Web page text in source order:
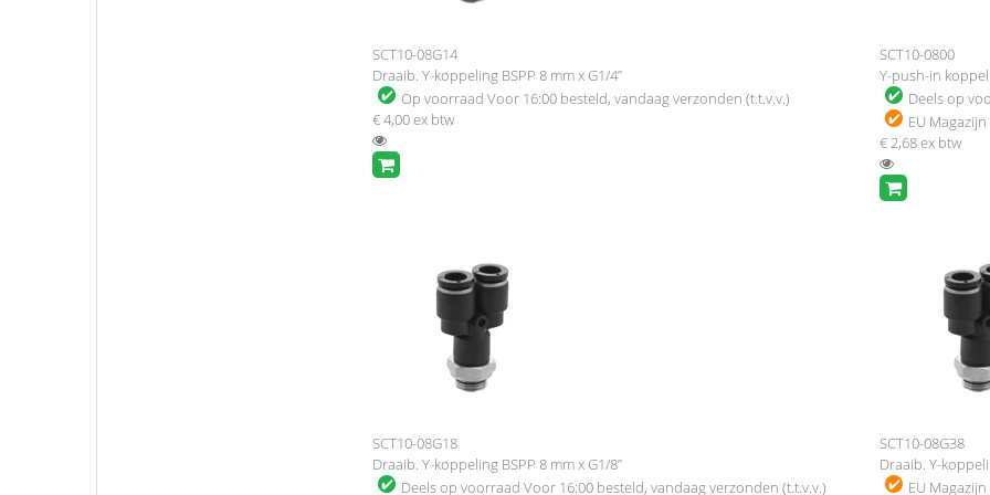
SCT10-08G14
Draaib. Y-koppeling BSPP 8 mm x G1/4”
Op voorraad Voor 16:00 besteld, vandaag verzonden (t.t.v.v.)
€ 4,00ex btw
SCT10-0800
Y-push-in
Deels op
EU Magazijn
€ 2,68ex btw
SCT10-08G18
Draaib. Y-koppeling BSPP 8 mm x G1/8”
Deels op voorraad Voor 16:00 besteld, vandaag verzonden (t.t.v.v.)
SCT10-08G38
Draaib. Y-
EU Magazijn